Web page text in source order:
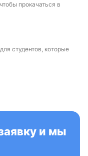
прокачаться в
студентов, которые
и мы